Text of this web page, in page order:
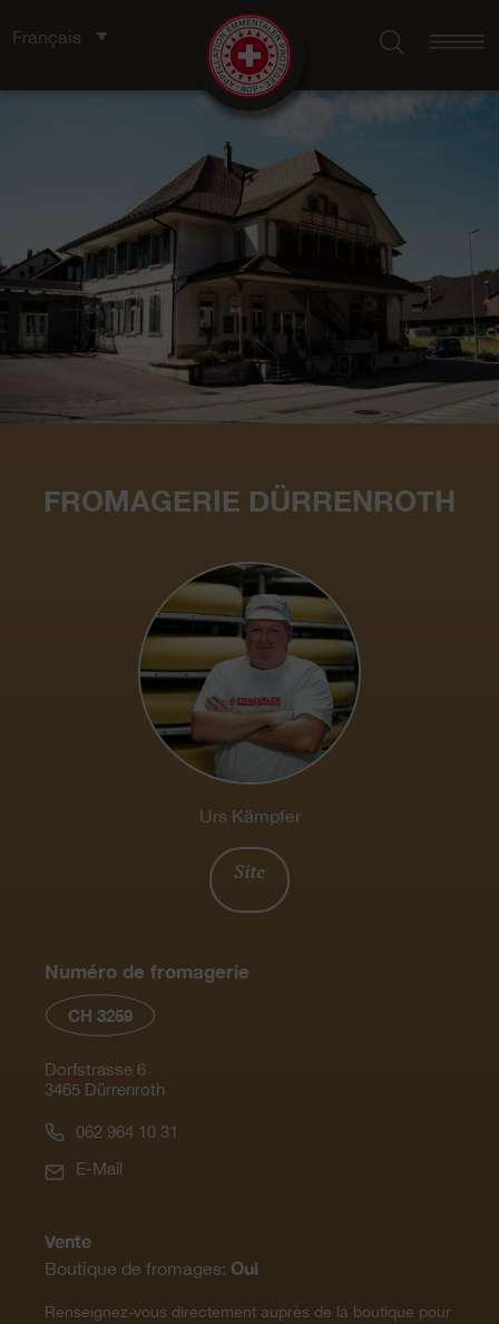
Français
FROMAGERIE DÜRRENROTH
Urs Kämpfer
Site
Numéro de fromagerie
CH 3259
Dorfstrasse 6
3465 Dürrenroth
062 964 10 31
E-Mail
Vente
Boutique de fromages: Oui
Renseignez-vous directement auprès de la boutique pour